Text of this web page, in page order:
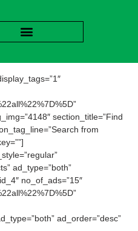
section_title=”Find
from
ad_type=”both”
no_of_ads=”15″
ad_order=”desc”